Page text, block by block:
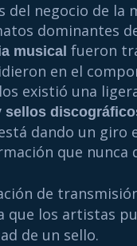
del negocio de la
dominantes
musical fueron
en el
existió una
sellos
dando un giro
que nunca
de
que los artistas
de un sello.